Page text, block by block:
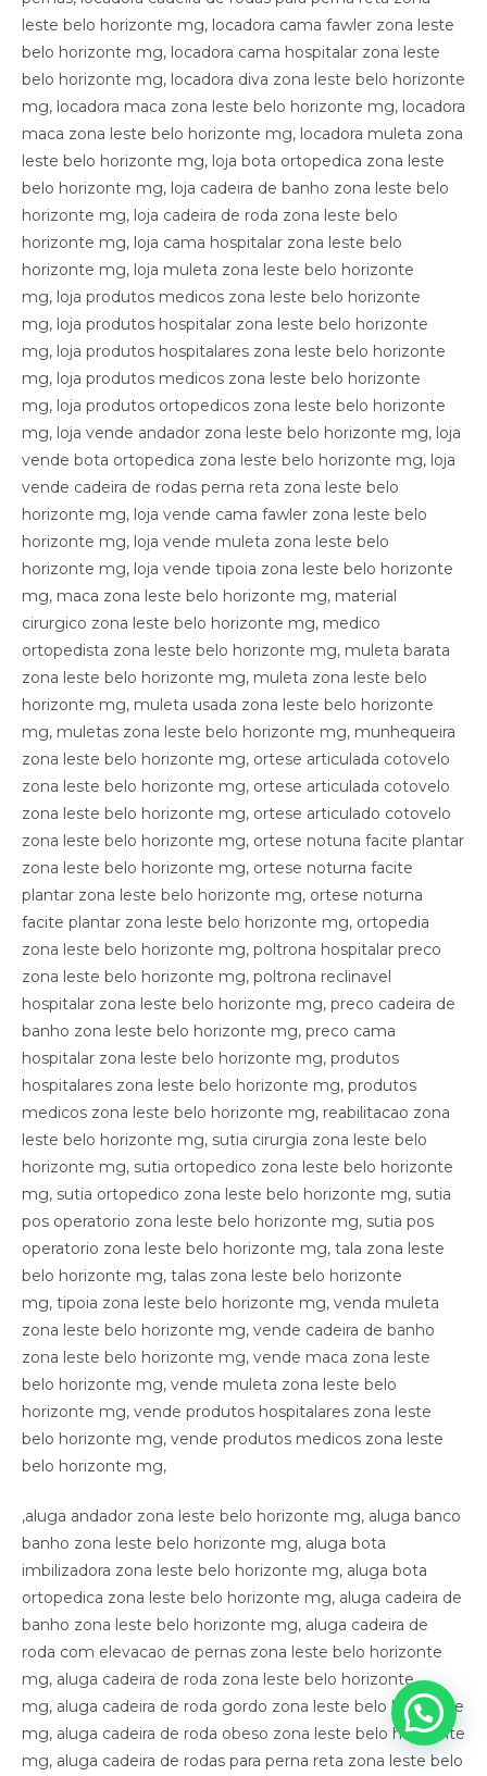
,aluga andador zona leste belo horizonte mg, aluga banco
banho zona leste belo horizonte mg, aluga bota
imbilizadora zona leste belo horizonte mg, aluga bota
ortopedica zona leste belo horizonte mg, aluga cadeira de
banho zona leste belo horizonte mg, aluga cadeira de
roda com elevacao de pernas zona leste belo horizonte
mg, aluga cadeira de roda zona leste belo horizonte
mg, aluga cadeira de roda gordo zona leste belo horizonte
mg, aluga cadeira de roda obeso zona leste belo horizonte
mg, aluga cadeira de rodas para perna reta zona leste belo